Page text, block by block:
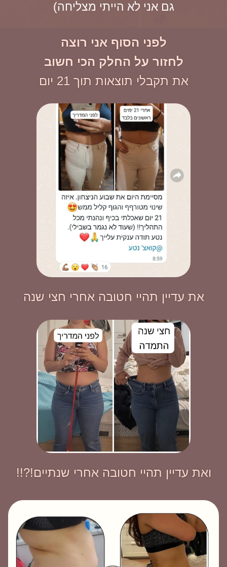
גם אני לא הייתי מצליחה)
לפני הסוף אני רוצה
לחזור על החלק הכי חשוב
את תקבלי תוצאות תוך 21 יום
את עדיין תהיי חטובה אחרי חצי שנה
ואת עדיין תהיי חטובה אחרי שנתיים!?!!